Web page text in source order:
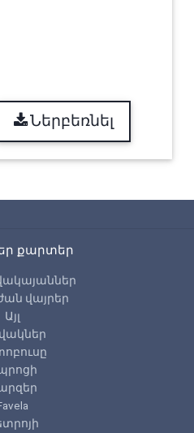
Ներբեռնել
քարտեր
վայրեր
Այլ